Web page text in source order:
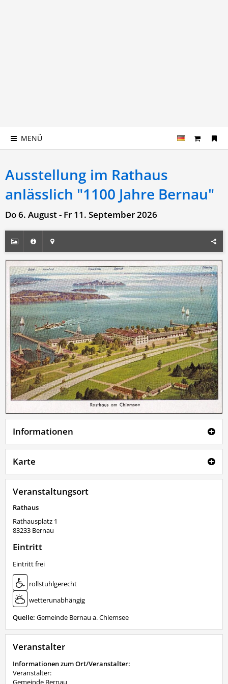
MENÜ
Ausstellung im Rathaus
anlässlich "1100 Jahre Bernau"
Do 6. August - Fr 11. September 2026
Informationen
Karte
Veranstaltungsort
Rathaus
Rathausplatz 1
83233 Bernau
Eintritt
Eintritt frei
rollstuhlgerecht
wetterunabhängig
Quelle: Gemeinde Bernau a. Chiemsee
Veranstalter
Informationen zum Ort/Veranstalter:
Veranstalter:
Gemeinde Bernau